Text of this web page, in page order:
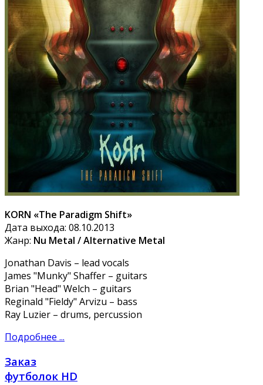
KORN «The Paradigm Shift»
Дата выхода: 08.10.2013
Жанр: Nu Metal / Alternative Metal
Jonathan Davis – lead vocals
James "Munky" Shaffer – guitars
Brian "Head" Welch – guitars
Reginald "Fieldy" Arvizu – bass
Ray Luzier – drums, percussion
Подробнее ...
Заказ
футболок HD